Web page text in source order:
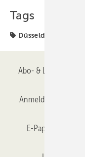
Tags
Düsseldorf
Abo- & Leserservice
Anmelden
E-Paper